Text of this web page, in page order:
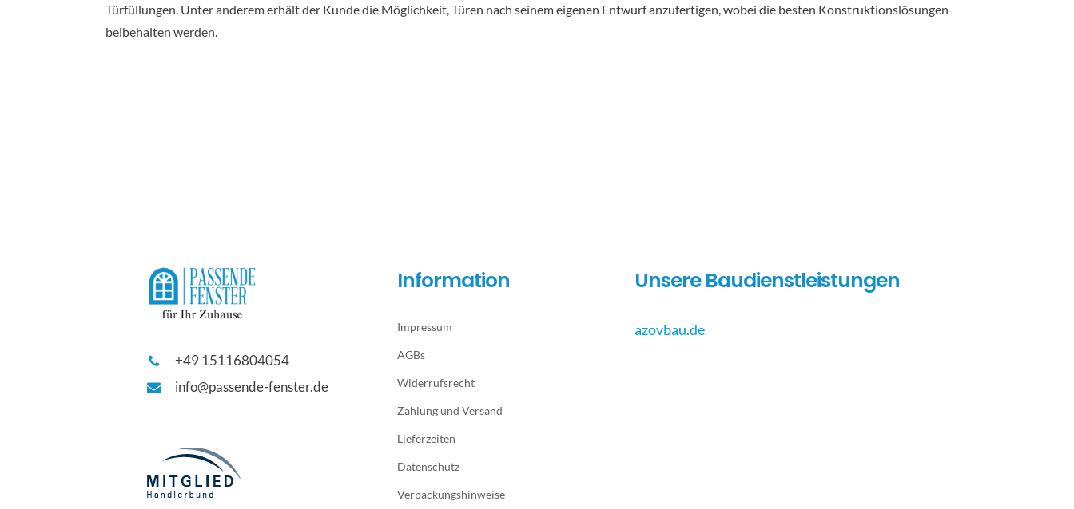
Türfüllungen. Unter anderem erhält der Kunde die Möglichkeit, Türen nach seinem eigenen Entwurf anzufertigen, wobei die besten Konstruktionslösungen
beibehalten werden.
+49 15116804054
info@passende-fenster.de
Information
Impressum
AGBs
Widerrufsrecht
Zahlung und Versand
Lieferzeiten
Datenschutz
Verpackungshinweise
Unsere Baudienstleistungen
azovbau.de